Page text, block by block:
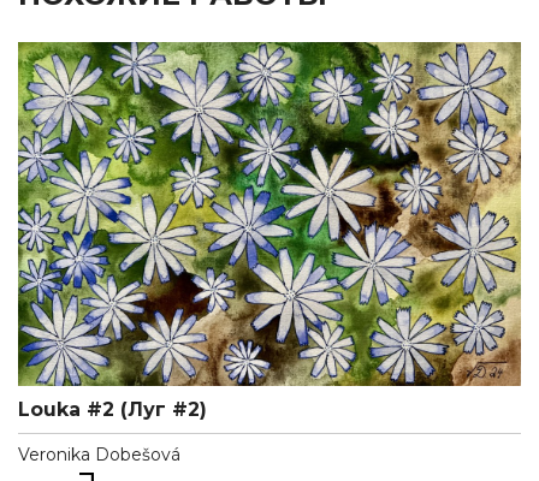
Louka #2 (Луг #2)
Veronika Dobešová